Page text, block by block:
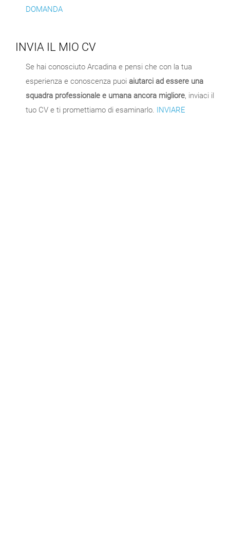
DOMANDA
INVIA IL MIO CV
Se hai conosciuto Arcadina e pensi che con la tua
esperienza e conoscenza puoi aiutarci ad essere una
squadra professionale e umana ancora migliore, inviaci il
tuo CV e ti promettiamo di esaminarlo. INVIARE